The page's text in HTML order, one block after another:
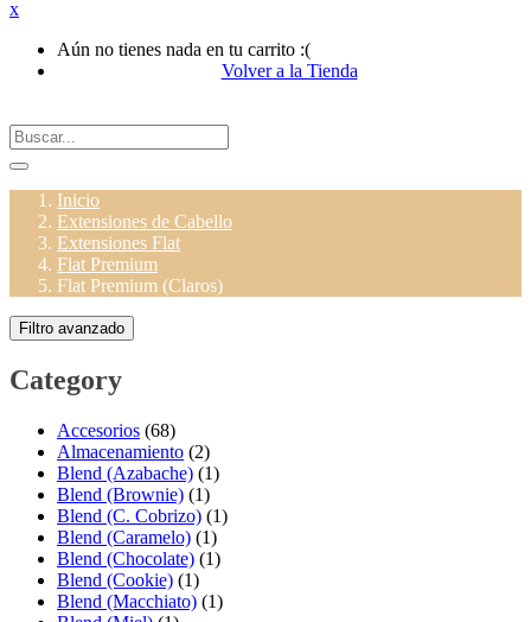
x
Aún no tienes nada en tu carrito :(
Volver a la Tienda
Inicio
Extensiones de Cabello
Extensiones Flat
Flat Premium
Flat Premium (Claros)
Filtro avanzado
Category
Accesorios (68)
Almacenamiento (2)
Blend (Azabache) (1)
Blend (Brownie) (1)
Blend (C. Cobrizo) (1)
Blend (Caramelo) (1)
Blend (Chocolate) (1)
Blend (Cookie) (1)
Blend (Macchiato) (1)